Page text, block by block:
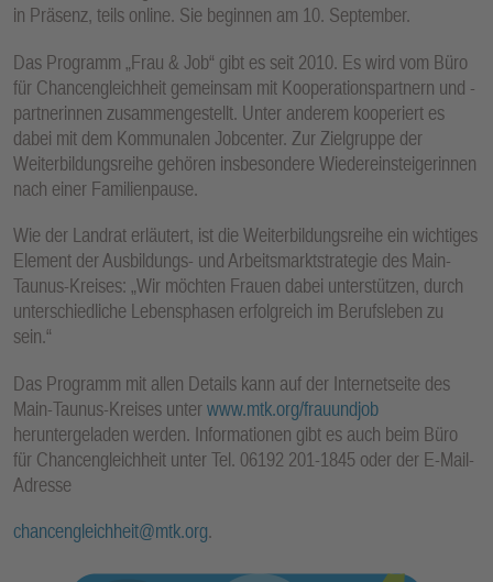
in Präsenz, teils online. Sie beginnen am 10. September.
Das Programm „Frau & Job“ gibt es seit 2010. Es wird vom Büro
für Chancengleichheit gemeinsam mit Kooperationspartnern und -
partnerinnen zusammengestellt. Unter anderem kooperiert es
dabei mit dem Kommunalen Jobcenter. Zur Zielgruppe der
Weiterbildungsreihe gehören insbesondere Wiedereinsteigerinnen
nach einer Familienpause.
Wie der Landrat erläutert, ist die Weiterbildungsreihe ein wichtiges
Element der Ausbildungs- und Arbeitsmarktstrategie des Main-
Taunus-Kreises: „Wir möchten Frauen dabei unterstützen, durch
unterschiedliche Lebensphasen erfolgreich im Berufsleben zu
sein.“
Das Programm mit allen Details kann auf der Internetseite des
Main-Taunus-Kreises unterwww.mtk.org/frauundjob
heruntergeladen werden. Informationen gibt es auch beim Büro
für Chancengleichheit unter Tel. 06192 201-1845 oder der E-Mail-
Adresse
chancengleichheit@mtk.org.